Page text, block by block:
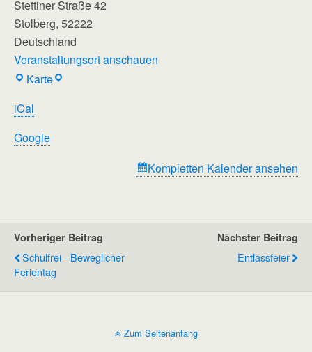
Stettiner Straße 42
Stolberg, 52222
Deutschland
Veranstaltungsort anschauen
KarteRegenbogenschule
iCal
Google
Kompletten Kalender ansehen
Vorheriger Beitrag
Schulfrei - Beweglicher
Ferientag
Nächster Beitrag
Entlassfeier
Zum Seitenanfang